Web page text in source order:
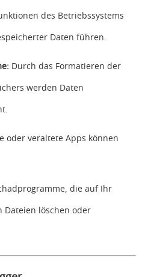
des Betriebssystems
Daten führen.
Durch das Formatieren der
werden Daten
oder veraltete Apps können
die auf Ihr
Dateien löschen oder